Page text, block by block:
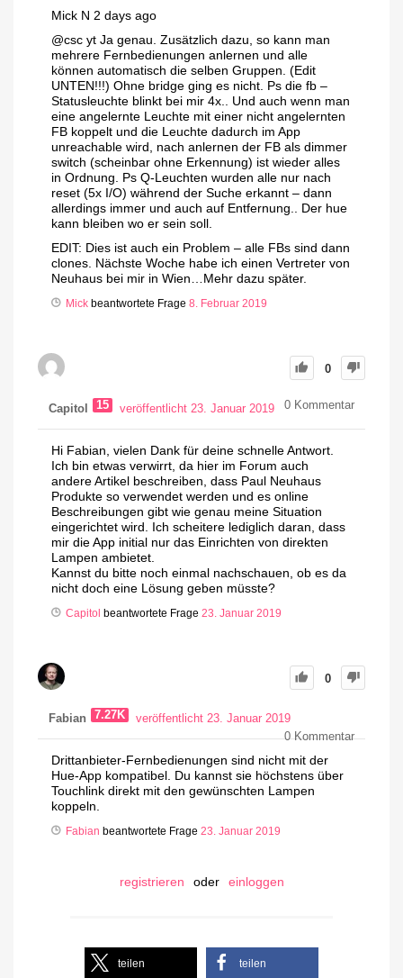
Mick N 2 days ago
@csc yt Ja genau. Zusätzlich dazu, so kann man
mehrere Fernbedienungen anlernen und alle
können automatisch die selben Gruppen. (Edit
UNTEN!!!) Ohne bridge ging es nicht. Ps die fb –
Statusleuchte blinkt bei mir 4x.. Und auch wenn man
eine angelernte Leuchte mit einer nicht angelernten
FB koppelt und die Leuchte dadurch im App
unreachable wird, nach anlernen der FB als dimmer
switch (scheinbar ohne Erkennung) ist wieder alles
in Ordnung. Ps Q-Leuchten wurden alle nur nach
reset (5x I/O) während der Suche erkannt – dann
allerdings immer und auch auf Entfernung.. Der hue
kann bleiben wo er sein soll.
EDIT: Dies ist auch ein Problem – alle FBs sind dann
clones. Nächste Woche habe ich einen Vertreter von
Neuhaus bei mir in Wien…Mehr dazu später.
Mick beantwortete Frage 8. Februar 2019
0
Capitol 15 veröffentlicht 23. Januar 2019 0 Kommentar
Hi Fabian, vielen Dank für deine schnelle Antwort.
Ich bin etwas verwirrt, da hier im Forum auch
andere Artikel beschreiben, dass Paul Neuhaus
Produkte so verwendet werden und es online
Beschreibungen gibt wie genau meine Situation
eingerichtet wird. Ich scheitere lediglich daran, dass
mir die App initial nur das Einrichten von direkten
Lampen ambietet.
Kannst du bitte noch einmal nachschauen, ob es da
nicht doch eine Lösung geben müsste?
Capitol beantwortete Frage 23. Januar 2019
0
Fabian 7.27K
veröffentlicht 23. Januar 2019
0Kommentar
Drittanbieter-Fernbedienungen sind nicht mit der
Hue-App kompatibel. Du kannst sie höchstens über
Touchlink direkt mit den gewünschten Lampen
koppeln.
Fabian beantwortete Frage 23. Januar 2019
registrieren oder einloggen
teilen teilen